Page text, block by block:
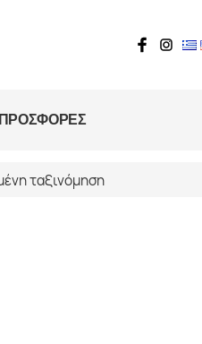
ΠΡΟΣΦΟΡΕΣ